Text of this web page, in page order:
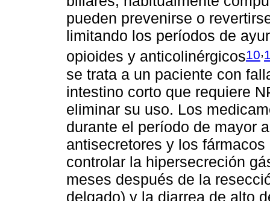
pueden prevenirse o
limitando los períodos de
opioides y anticolinérgicos10,
se trata a un paciente con
intestino corto que requiere
eliminar su uso. Los
durante el período de mayor
antisecretores y los
controlar la hipersecreción
meses después de la
delgado) y la diarrea de alto